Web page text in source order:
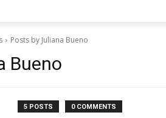
Posts by Juliana Bueno
Bueno
5 POSTS 0 COMMENTS